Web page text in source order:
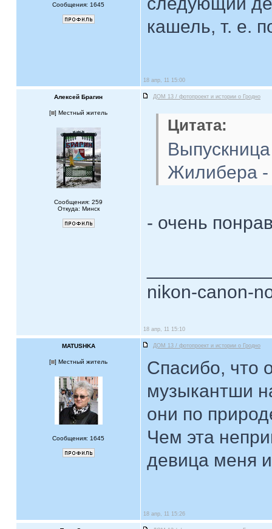
Сообщения: 1645
кашель, т. е.
18 апр, 11 15:00
Алексей Брагин ДОМ 13 / фотопроект и истории о Гродно
[ ] Местный житель
Сообщения: 259
Откуда: Минск
Цитата:
Жилибера -
- очень
nikon-canon-
18 апр, 11 15:10
MATUSHKA ДОМ 13 / фотопроект и истории о Гродно
[ ] Местный житель
Сообщения: 1645
Спасибо, что
музыкантши
они по
Чем эта
девица меня
18 апр, 11 15:26